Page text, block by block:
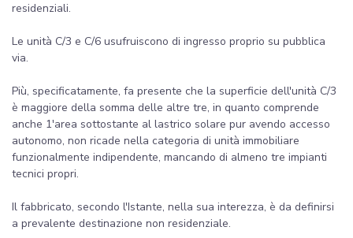
residenziali.
Le unità C/3 e C/6 usufruiscono di ingresso proprio su pubblica
via.
Più, specificatamente, fa presente che la superficie dell'unità C/3
è maggiore della somma delle altre tre, in quanto comprende
anche 1'area sottostante al lastrico solare pur avendo accesso
autonomo, non ricade nella categoria di unità immobiliare
funzionalmente indipendente, mancando di almeno tre impianti
tecnici propri.
Il fabbricato, secondo l'Istante, nella sua interezza, è da definirsi
a prevalente destinazione non residenziale.